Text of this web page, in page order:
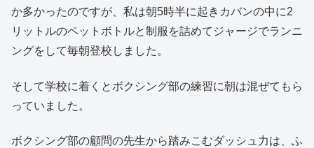
か多かったのですが、私は朝5時半に起きカバンの中に2
リットルのペットボトルと制服を詰めてジャージでランニ
ングをして毎朝登校しました。
そして学校に着くとボクシング部の練習に朝は混ぜてもら
っていました。
ボクシング部の顧問の先生から踏みこむダッシュ力は、ふ